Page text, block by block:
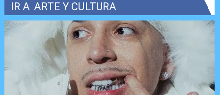
IR A ARTE Y CULTURA